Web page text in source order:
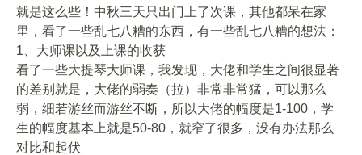
就是这么些！中秋三天只出门上了次课，其他都呆在家
里，看了一些乱七八糟的东西，有一些乱七八糟的想法：
1、大师课以及上课的收获
看了一些大提琴大师课，我发现，大佬和学生之间很显著
的差别就是，大佬的弱奏（拉）非常非常猛，可以那么
弱，细若游丝而游丝不断，所以大佬的幅度是1-100，学
生的幅度基本上就是50-80，就窄了很多，没有办法那么
对比和起伏